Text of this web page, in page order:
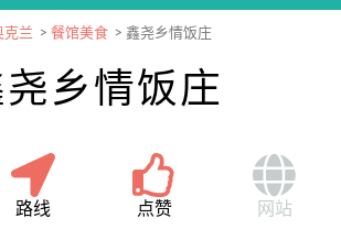
克兰 > 餐馆美食 > 鑫尧乡情饭庄
乡情饭庄
路线 点赞 网站